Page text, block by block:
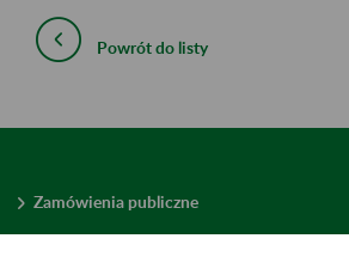
Powrót do listy
Zamówienia publiczne